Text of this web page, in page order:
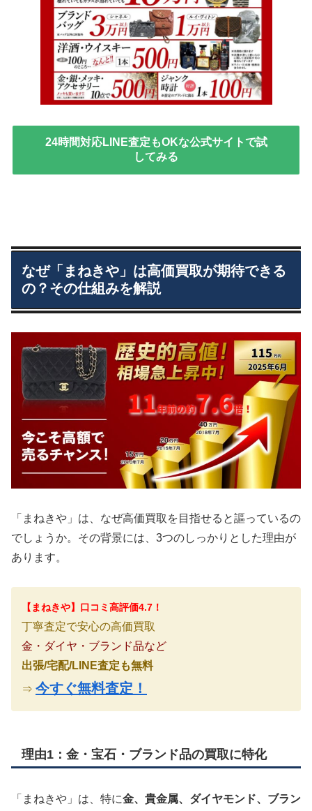
24時間対応LINE査定もOKな公式サイトで試
してみる
なぜ「まねきや」は高価買取が期待できる
の？その仕組みを解説
「まねきや」は、なぜ高価買取を目指せると謳っているの
でしょうか。その背景には、3つのしっかりとした理由が
あります。
【まねきや】口コミ高評価4.7！
丁寧査定で安心の高価買取
金・ダイヤ・ブランド品など
出張/宅配/LINE査定も無料
⇒ 今すぐ無料査定！
理由1：金・宝石・ブランド品の買取に特化
「まねきや」は、特に金、貴金属、ダイヤモンド、ブラン